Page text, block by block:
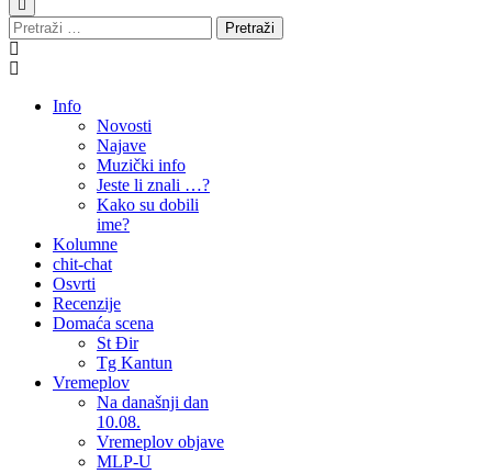
1970 – 1975
1975 – 1980
Autori
Pretraži:
Info
Novosti
Najave
Muzički info
Jeste li znali …?
Kako su dobili
ime?
Kolumne
chit-chat
Osvrti
Recenzije
Domaća scena
St Đir
Tg Kantun
Vremeplov
Na današnji dan
10.08.
Vremeplov objave
MLP-U